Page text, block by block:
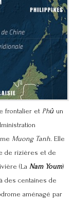
frontalier et Phủ un
Muong Tanh. Elle
de rizières et de
(La Nam Youm)
des centaines de
aménagé par